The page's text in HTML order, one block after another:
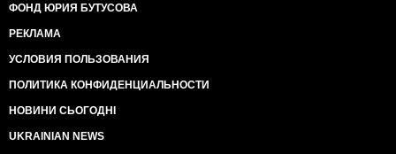
ФОНД ЮРИЯ БУТУСОВА
РЕКЛАМА
УСЛОВИЯ ПОЛЬЗОВАНИЯ
ПОЛИТИКА КОНФИДЕНЦИАЛЬНОСТИ
НОВИНИ СЬОГОДНІ
UKRAINIAN NEWS